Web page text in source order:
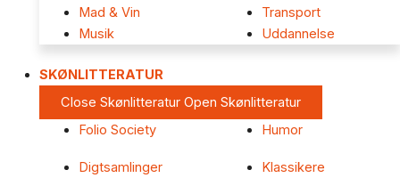
Mad & Vin
Musik
Transport
Uddannelse
SKØNLITTERATUR
Close Skønlitteratur Open Skønlitteratur
Folio Society
Digtsamlinger
Humor
Klassikere